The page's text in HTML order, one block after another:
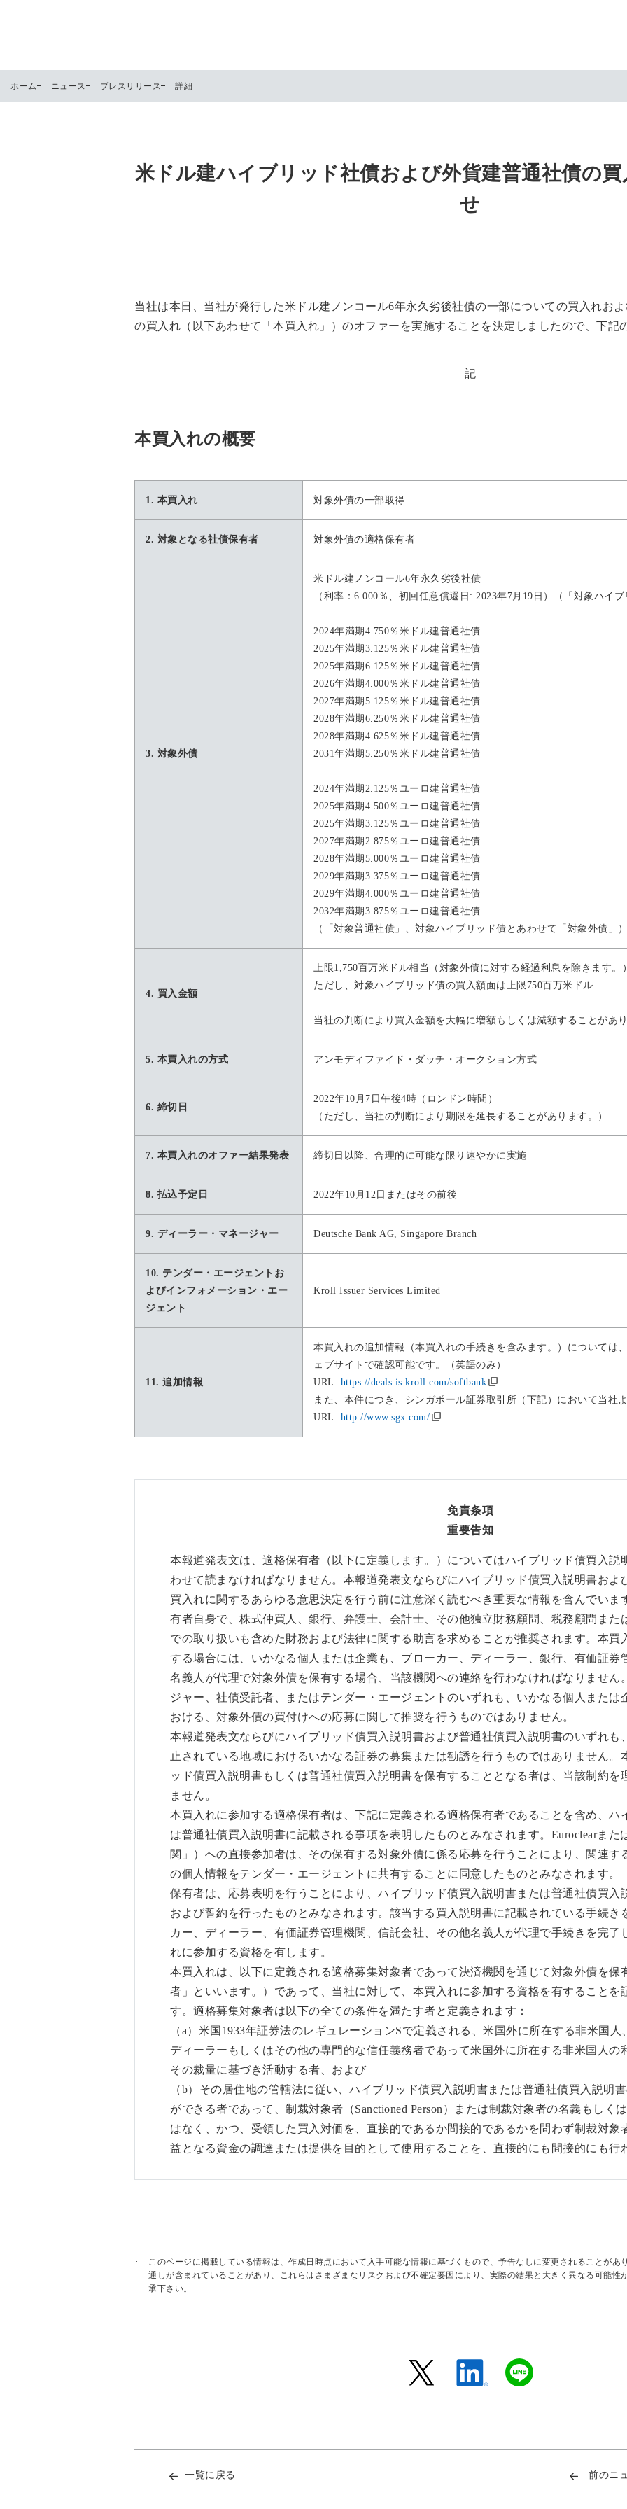
ホーム ニュース プレスリリース 詳細
米ドル建ハイブリッド社債および外貨建普通社債の
せ
当社は本日、当社が発行した米ドル建ノンコール6年永久劣後社債の一部についての買入れお
の買入れ（以下あわせて「本買入れ」）のオファーを実施することを決定しましたので、下記
記
本買入れの概要
1. 本買入れ 対象外債の一部取得
2. 対象となる社債保有者 対象外債の適格保有者
3. 対象外債
米ドル建ノンコール6年永久劣後社債
（利率：6.000％、初回任意償還日: 2023年7月19日）（「対象ハイ
2024年満期4.750％米ドル建普通社債
2025年満期3.125％米ドル建普通社債
2025年満期6.125％米ドル建普通社債
2026年満期4.000％米ドル建普通社債
2027年満期5.125％米ドル建普通社債
2028年満期6.250％米ドル建普通社債
2028年満期4.625％米ドル建普通社債
2031年満期5.250％米ドル建普通社債
2024年満期2.125％ユーロ建普通社債
2025年満期4.500％ユーロ建普通社債
2025年満期3.125％ユーロ建普通社債
2027年満期2.875％ユーロ建普通社債
2028年満期5.000％ユーロ建普通社債
2029年満期3.375％ユーロ建普通社債
2029年満期4.000％ユーロ建普通社債
2032年満期3.875％ユーロ建普通社債
（「対象普通社債」、対象ハイブリッド債とあわせて「対象外債」
4. 買⼊⾦額
上限1,750百万米ドル相当（対象外債に対する経過利息を除きます
ただし、対象ハイブリッド債の買入額面は上限750百万米ドル
当社の判断により買入金額を大幅に増額もしくは減額することがあ
5. 本買入れの方式 アンモディファイド・ダッチ・オークション方式
6. 締切日
2022年10月7日午後4時（ロンドン時間）
（ただし、当社の判断により期限を延長することがあります。）
7. 本買入れのオファー結果発表 締切日以降、合理的に可能な限り速やかに実施
8. 払込予定日 2022年10月12日またはその前後
9. ディーラー・マネージャー Deutsche Bank AG, Singapore Branch
10. テンダー・エージェントお
よびインフォメーション・エー
ジェント
Kroll Issuer Services Limited
11. 追加情報
本買入れの追加情報（本買入れの手続きを含みます。）については
ェブサイトで確認可能です。（英語のみ）
URL: https://deals.is.kroll.com/softbank
また、本件につき、シンガポール証券取引所（下記）において当社
URL: http://www.sgx.com/
免責条項
重要告知
本報道発表文は、適格保有者（以下に定義します。）についてはハイブリッド債買入説
わせて読まなければなりません。本報道発表文ならびにハイブリッド債買入説明書およ
買入れに関するあらゆる意思決定を行う前に注意深く読むべき重要な情報を含んでいま
有者自身で、株式仲買人、銀行、弁護士、会計士、その他独立財務顧問、税務顧問また
での取り扱いも含めた財務および法律に関する助言を求めることが推奨されます。本買
する場合には、いかなる個人または企業も、ブローカー、ディーラー、銀行、有価証券
名義人が代理で対象外債を保有する場合、当該機関への連絡を行わなければなりません
ジャー、社債受託者、またはテンダー・エージェントのいずれも、いかなる個人または
おける、対象外債の買付けへの応募に関して推奨を行うものではありません。
本報道発表文ならびにハイブリッド債買入説明書および普通社債買入説明書のいずれも
止されている地域におけるいかなる証券の募集または勧誘を行うものではありません。
ッド債買入説明書もしくは普通社債買入説明書を保有することとなる者は、当該制約を
ません。
本買入れに参加する適格保有者は、下記に定義される適格保有者であることを含め、ハ
は普通社債買入説明書に記載される事項を表明したものとみなされます。Euroclearまた
関」）への直接参加者は、その保有する対象外債に係る応募を行うことにより、関連す
の個人情報をテンダー・エージェントに共有することに同意したものとみなされます。
保有者は、応募表明を行うことにより、ハイブリッド債買入説明書または普通社債買入
および誓約を行ったものとみなされます。該当する買入説明書に記載されている手続き
カー、ディーラー、有価証券管理機関、信託会社、その他名義人が代理で手続きを完了
れに参加する資格を有します。
本買入れは、以下に定義される適格募集対象者であって決済機関を通じて対象外債を保
者」といいます。）であって、当社に対して、本買入れに参加する資格を有することを
す。適格募集対象者は以下の全ての条件を満たす者と定義されます：
（a）米国1933年証券法のレギュレーションSで定義される、米国外に所在する非米国
ディーラーもしくはその他の専門的な信任義務者であって米国外に所在する非米国人の
その裁量に基づき活動する者、および
（b）その居住地の管轄法に従い、ハイブリッド債買入説明書または普通社債買入説明
ができる者であって、制裁対象者（Sanctioned Person）または制裁対象者の名義もしく
はなく、かつ、受領した買入対価を、直接的であるか間接的であるかを問わず制裁対象
益となる資金の調達または提供を目的として使用することを、直接的にも間接的にも行
このページに掲載している情報は、作成日時点において入手可能な情報に基づくもので、予告なしに変更されることがあ
通しが含まれていることがあり、これらはさまざまなリスクおよび不確定要因により、実際の結果と大きく異なる可能性
承下さい。
一覧に戻る 前のニ